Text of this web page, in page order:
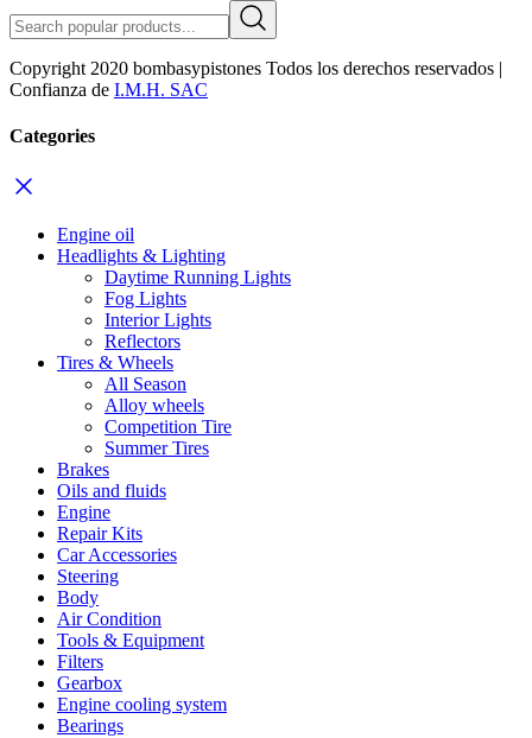
Copyright 2020 bombasypistones Todos los derechos reservados |
Confianza de I.M.H. SAC
Categories
Engine oil
Headlights & Lighting
Daytime Running Lights
Fog Lights
Interior Lights
Reflectors
Tires & Wheels
All Season
Alloy wheels
Competition Tire
Summer Tires
Brakes
Oils and fluids
Engine
Repair Kits
Car Accessories
Steering
Body
Air Condition
Tools & Equipment
Filters
Gearbox
Engine cooling system
Bearings